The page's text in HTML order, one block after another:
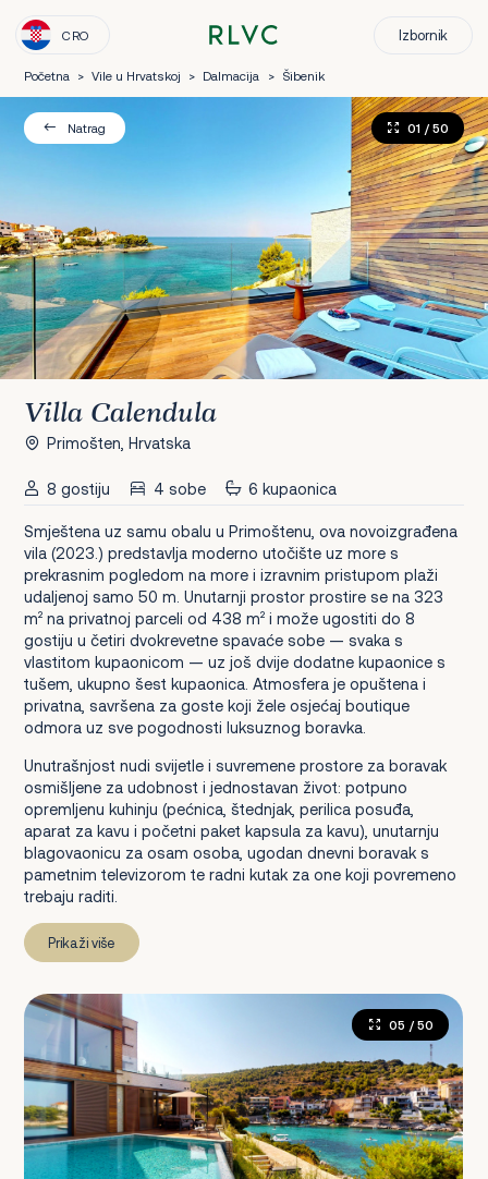
CRO Izbornik
Početna > Vile u Hrvatskoj > Dalmacija > Šibenik
Natrag 01 / 50
Villa Calendula
Primošten, Hrvatska
8 gostiju 4 sobe 6 kupaonica
Smještena uz samu obalu u Primoštenu, ova novoizgrađena
vila (2023.) predstavlja moderno utočište uz more s
prekrasnim pogledom na more i izravnim pristupom plaži
udaljenoj samo 50 m. Unutarnji prostor prostire se na 323
m² na privatnoj parceli od 438 m² i može ugostiti do 8
gostiju u četiri dvokrevetne spavaće sobe — svaka s
vlastitom kupaonicom — uz još dvije dodatne kupaonice s
tušem, ukupno šest kupaonica. Atmosfera je opuštena i
privatna, savršena za goste koji žele osjećaj boutique
odmora uz sve pogodnosti luksuznog boravka.
Unutrašnjost nudi svijetle i suvremene prostore za boravak
osmišljene za udobnost i jednostavan život: potpuno
opremljenu kuhinju (pećnica, štednjak, perilica posuđa,
aparat za kavu i početni paket kapsula za kavu), unutarnju
blagovaonicu za osam osoba, ugodan dnevni boravak s
pametnim televizorom te radni kutak za one koji povremeno
trebaju raditi.
Prikaži više
05 / 50